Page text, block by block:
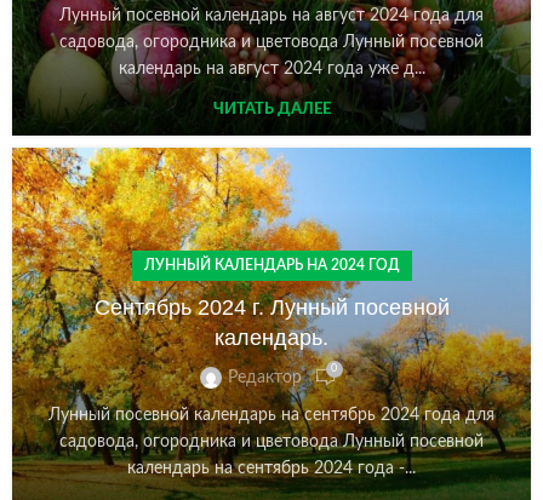
Лунный посевной календарь на август 2024 года для
садовода, огородника и цветовода Лунный посевной
календарь на август 2024 года уже д...
ЧИТАТЬ ДАЛЕЕ
ЛУННЫЙ КАЛЕНДАРЬ НА 2024 ГОД
Сентябрь 2024 г. Лунный посевной
календарь.
Редактор 0
Лунный посевной календарь на сентябрь 2024 года для
садовода, огородника и цветовода Лунный посевной
календарь на сентябрь 2024 года -...